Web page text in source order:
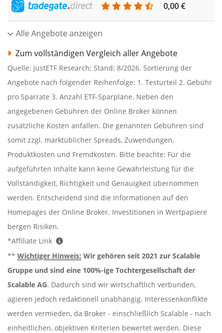
0,00 €
Alle Angebote anzeigen
Zum vollständigen Vergleich aller Angebote
Quelle: justETF Research; Stand: 8/2026. Sortierung der
Angebote nach folgender Reihenfolge: 1. Testurteil 2. Gebühr
pro Sparrate 3. Anzahl ETF-Sparpläne. Neben den
angegebenen Gebühren der Online Broker können
zusätzliche Kosten anfallen. Die genannten Gebühren sind
somit zzgl. marktüblicher Spreads, Zuwendungen,
Produktkosten und Fremdkosten. Bitte beachte: Für die
aufgeführten Inhalte kann keine Gewährleistung für die
Vollständigkeit, Richtigkeit und Genauigkeit übernommen
werden. Entscheidend sind die Informationen auf den
Homepages der Online Broker. Investitionen in Wertpapiere
bergen Risiken.
*Affiliate Link
** Wichtiger Hinweis: Wir gehören seit 2021 zur Scalable
Gruppe und sind eine 100%-ige Tochtergesellschaft der
Scalable AG. Dadurch sind wir wirtschaftlich verbunden,
agieren jedoch redaktionell unabhängig. Interessenkonflikte
werden vermieden, da Broker - einschließlich Scalable - nach
einheitlichen, objektiven Kriterien bewertet werden. Diese